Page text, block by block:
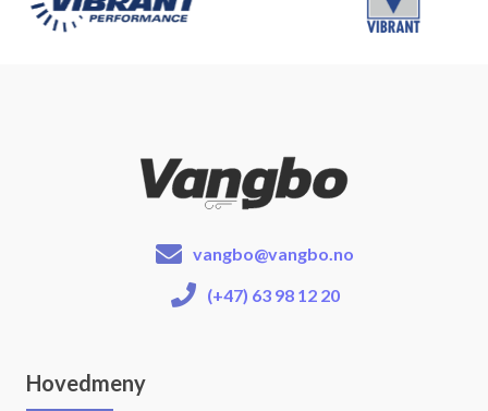
vangbo@vangbo.no
(+47) 63 98 12 20
Hovedmeny